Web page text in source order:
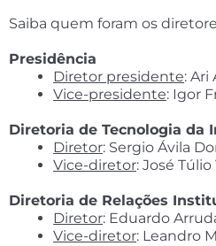
Saiba quem foram os
Presidência
Diretor presidente: Ari
Vice-presidente: Igor
Diretoria de Tecnologia da
Diretor: Sergio Ávila
Vice-diretor: José
Diretoria de Relações
Diretor: Eduardo
Vice-diretor: Leandro